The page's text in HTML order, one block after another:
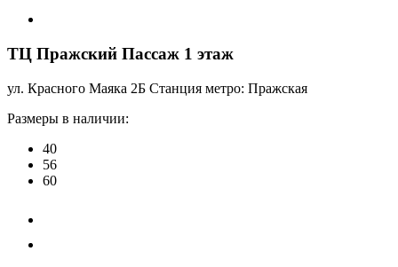
ТЦ Пражский Пассаж 1 этаж
ул. Красного Маяка 2Б Станция метро: Пражская
Размеры в наличии:
40
56
60